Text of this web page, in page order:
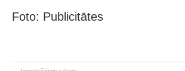
Foto: Publicitātes